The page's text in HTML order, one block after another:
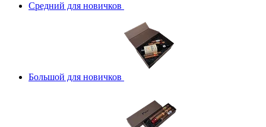
Средний для новичков
Большой для новичков